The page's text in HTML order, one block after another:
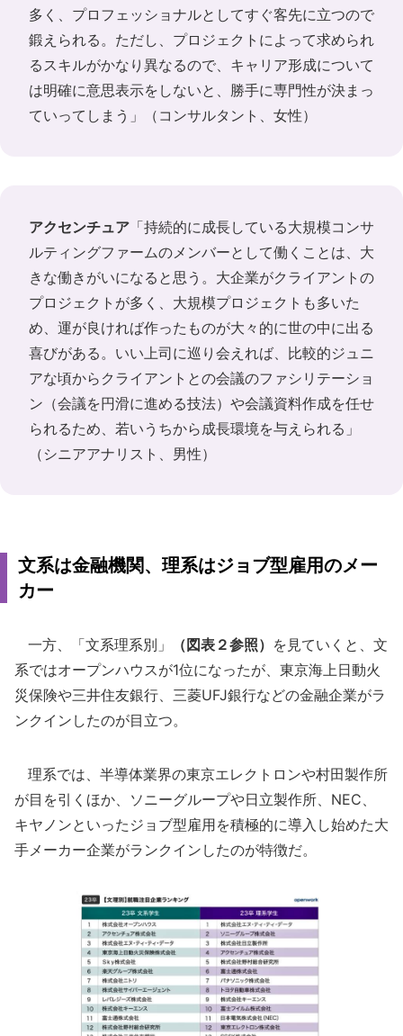
多く、プロフェッショナルとしてすぐ客先に立つので
鍛えられる。ただし、プロジェクトによって求められ
るスキルがかなり異なるので、キャリア形成について
は明確に意思表示をしないと、勝手に専門性が決まっ
ていってしまう」（コンサルタント、女性）
アクセンチュア 「持続的に成長している大規模コンサ
ルティングファームのメンバーとして働くことは、大
きな働きがいになると思う。大企業がクライアントの
プロジェクトが多く、大規模プロジェクトも多いた
め、運が良ければ作ったものが大々的に世の中に出る
喜びがある。いい上司に巡り会えれば、比較的ジュニ
アな頃からクライアントとの会議のファシリテーショ
ン（会議を円滑に進める技法）や会議資料作成を任せ
られるため、若いうちから成長環境を与えられる」
（シニアアナリスト、男性）
文系は金融機関、理系はジョブ型雇用のメー
カー
一方、「文系理系別」 （図表２参照） を見ていくと、文
系ではオープンハウスが1位になったが、東京海上日動火
災保険や三井住友銀行、三菱UFJ銀行などの金融企業がラ
ンクインしたのが目立つ。
理系では、半導体業界の東京エレクトロンや村田製作所
が目を引くほか、ソニーグループや日立製作所、NEC、
キヤノンといったジョブ型雇用を積極的に導入し始めた大
手メーカー企業がランクインしたのが特徴だ。